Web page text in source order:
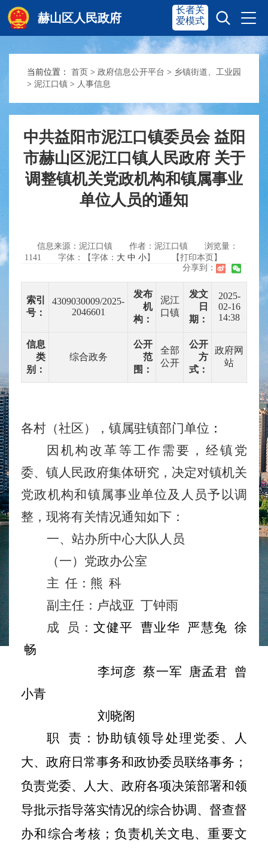
赫山区人民政府
赫山首页 奋进赫山
信息公开 政务服务
长者关
爱模式
当前位置： 首页 > 政府信息公开平台 > 乡镇街道、工业园
> 泥江口镇 > 人事信息
中共益阳市泥江口镇委员会 益阳
市赫山区泥江口镇人民政府 关于
调整镇机关党政机构和镇属事业
单位人员的通知
信息来源：泥江口镇 作者：泥江口镇
浏览量：
1141
字体：【字体： 大 中 小】
【打印本页】
分享到：
索引
号：
4309030009/2025-
2046601
发布
机
构：
泥江
口镇
发文
日
期：
2025-
02-16
14:38
信息
类
别：
综合政务
公开
范
围：
全部
公开
公开
方
式：
政府网
站
各村（社区） ，镇属驻镇部门单位 ：
因机构改革等工作需要， 经镇党
委、 镇人民政府集体研究 ， 决定对镇机关
党政机构和镇属事业单位及 人员予以调
整 ，现将有关情况通知如下：
一、站办所中心大队人员
（一）党政办公室
主 任： 熊 科
副主任： 卢战亚 丁钟雨
成
员：文健平 曹业华 严慧兔 徐
畅
李坷彦 蔡一军 唐孟君 曾
小青
刘晓阁
职
责：协助镇领导处理党委、人
大、政府日常事务和政协委员联络事务；
负责党委、人大、政府各项决策部署和领
导批示指导落实情况的综合协调、督查督
办和综合考核；负责机关文电、重要文